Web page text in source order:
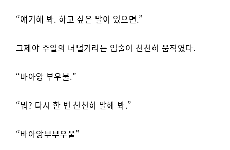
“얘기해 봐. 하고 싶은 말이 있으면.”
그제야 주열의 너덜거리는 입술이 천천히 움직였다.
“바아앙 부우불.”
“뭐? 다시 한 번 천천히 말해 봐.”
“바아앙부부우울”